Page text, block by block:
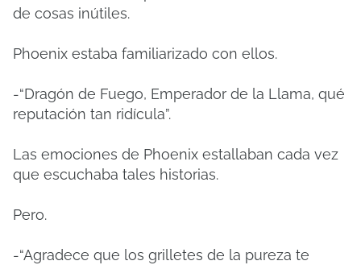
de cosas inútiles.
Phoenix estaba familiarizado con ellos.
-“Dragón de Fuego, Emperador de la Llama, qué
reputación tan ridícula”.
Las emociones de Phoenix estallaban cada vez
que escuchaba tales historias.
Pero.
-“Agradece que los grilletes de la pureza te